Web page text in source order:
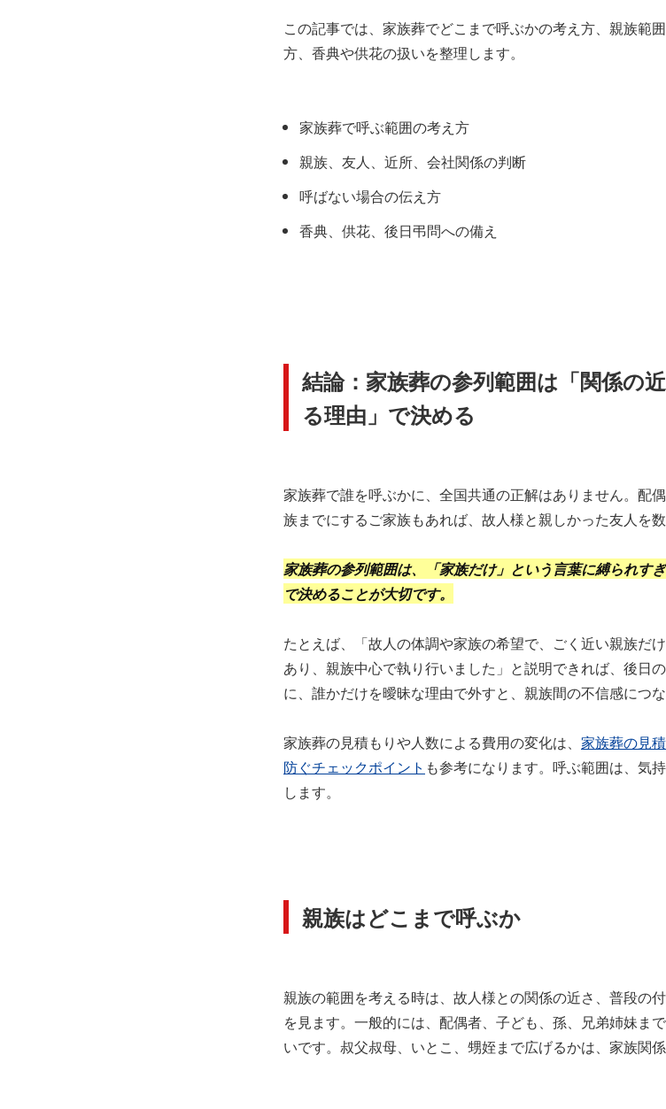
この記事では、家族葬でどこまで呼ぶかの考え方、親族範
方、香典や供花の扱いを整理します。
家族葬で呼ぶ範囲の考え方
親族、友人、近所、会社関係の判断
呼ばない場合の伝え方
香典、供花、後日弔問への備え
結論：家族葬の参列範囲は「関係の
る理由」で決める
家族葬で誰を呼ぶかに、全国共通の正解はありません。配
族までにするご家族もあれば、故人様と親しかった友人を
家族葬の参列範囲は、「家族だけ」という言葉に縛られす
で決めることが大切です。
たとえば、「故人の体調や家族の希望で、ごく近い親族だ
あり、親族中心で執り行いました」と説明できれば、後日
に、誰かだけを曖昧な理由で外すと、親族間の不信感につな
家族葬の見積もりや人数による費用の変化は、 家族葬の見
防ぐチェックポイント も参考になります。呼ぶ範囲は、気
します。
親族はどこまで呼ぶか
親族の範囲を考える時は、故人様との関係の近さ、普段の
を見ます。一般的には、配偶者、子ども、孫、兄弟姉妹ま
いです。叔父叔母、いとこ、甥姪まで広げるかは、家族関係